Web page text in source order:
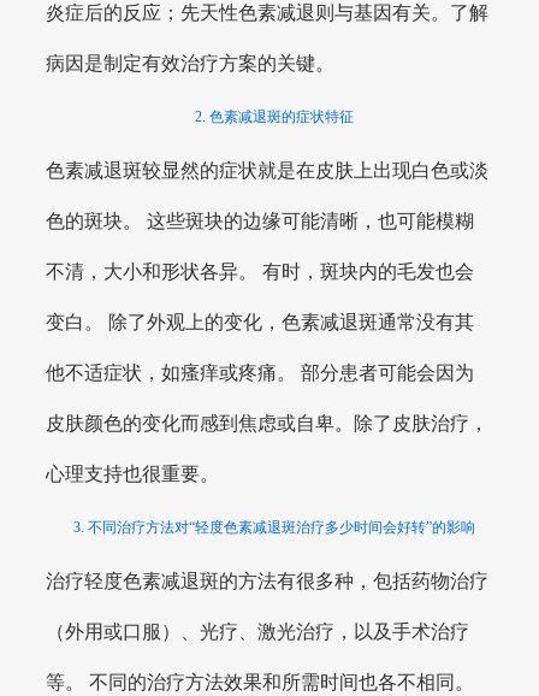
炎症后的反应；先天性色素减退则与基因有关。了解
病因是制定有效治疗方案的关键。
2. 色素减退斑的症状特征
色素减退斑较显然的症状就是在皮肤上出现白色或淡
色的斑块。 这些斑块的边缘可能清晰，也可能模糊
不清，大小和形状各异。 有时，斑块内的毛发也会
变白。 除了外观上的变化，色素减退斑通常没有其
他不适症状，如瘙痒或疼痛。 部分患者可能会因为
皮肤颜色的变化而感到焦虑或自卑。除了皮肤治疗，
心理支持也很重要。
3. 不同治疗方法对“轻度色素减退斑治疗多少时间会好转”的影响
治疗轻度色素减退斑的方法有很多种，包括药物治疗
（外用或口服）、光疗、激光治疗，以及手术治疗
等。 不同的治疗方法效果和所需时间也各不相同。